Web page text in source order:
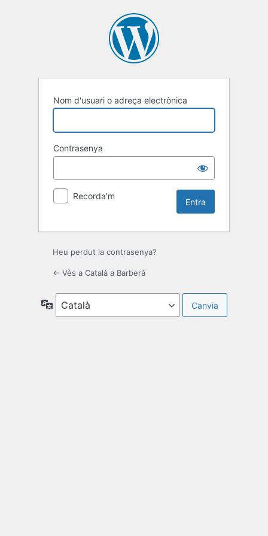
Nom d'usuari o adreça electrònica
Contrasenya
Recorda'm
Heu perdut la contrasenya?
← Vés a Català a Barberà
Idioma